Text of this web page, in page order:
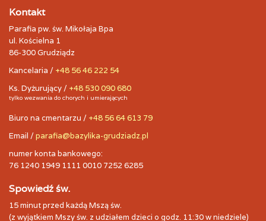
Kontakt
Parafia pw. św. Mikołaja Bpa
ul. Kościelna 1
86-300 Grudziądz
Kancelaria / +48 56 46 222 54
Ks. Dyżurujący / +48 530 090 680
tylko wezwania do chorych i umierających
Biuro na cmentarzu / +48 56 64 613 79
Email /parafia@bazylika-grudziadz.pl
numer konta bankowego:
76 1240 1949 1111 0010 7252 6285
Spowiedź św.
15 minut przed każdą Mszą św.
(z wyjątkiem Mszy św. z udziałem dzieci o godz. 11:30 w niedziele)